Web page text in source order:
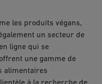
les produits végans,
un secteur de
ligne qui se
une gamme de
alimentaires